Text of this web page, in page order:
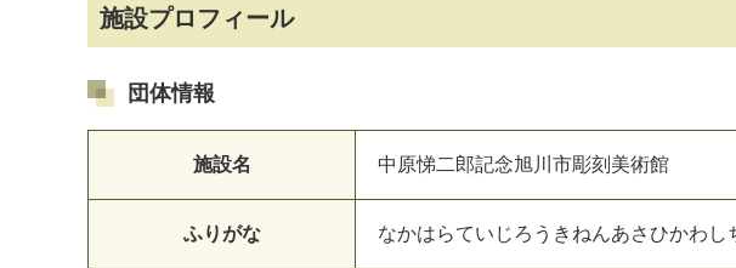
施設プロフィール
団体情報
施設名 中原悌二郎記念旭川市彫刻美術館
ふりがな なかはらていじろうきねんあさひかわし